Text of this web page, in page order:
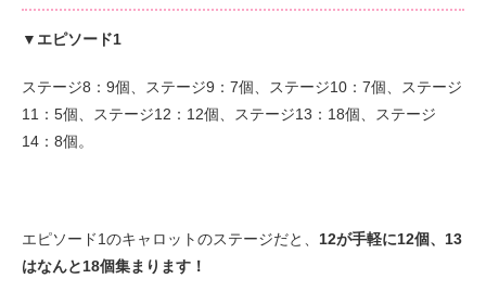
▼エピソード1
ステージ8：9個、ステージ9：7個、ステージ10：7個、ステージ
11：5個、ステージ12：12個、ステージ13：18個、ステージ
14：8個。
エピソード1のキャロットのステージだと、 12が手軽に12個、13
はなんと18個集まります！